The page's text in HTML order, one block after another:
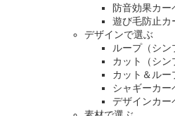
防音効果カー
遊び毛防止カ
デザインで選ぶ
ループ（シン
カット（シン
カット＆ルー
シャギーカー
デザインカー